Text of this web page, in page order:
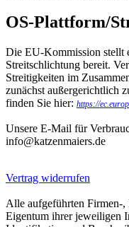
OS-Plattform/
Die EU-Kommission stellt
Streitschlichtung bereit.
Streitigkeiten im
zunächst außergerichtlich
finden Sie hier: https://
Unsere E-Mail für
info@katzenmaiers.de
Vertrag widerrufen
Alle aufgeführten Firmen-,
Eigentum ihrer jeweiligen